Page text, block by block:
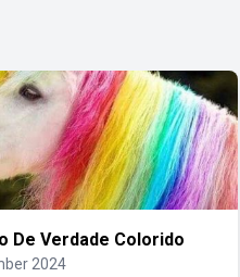
De Verdade Colorido
2024